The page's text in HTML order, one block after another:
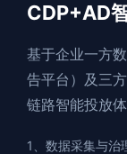
CDP+AD
基于企业一方
告平台）及三
链路智能投放体
1、数据采集与治